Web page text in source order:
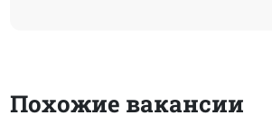
Похожие вакансии